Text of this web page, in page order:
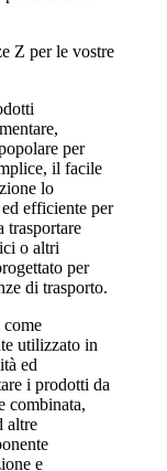
Z per le vostre
per
il facile
lo
efficiente per
trasportare
o altri
per
di trasporto.
come
utilizzato in
ed
i prodotti da
combinata,
altre
e